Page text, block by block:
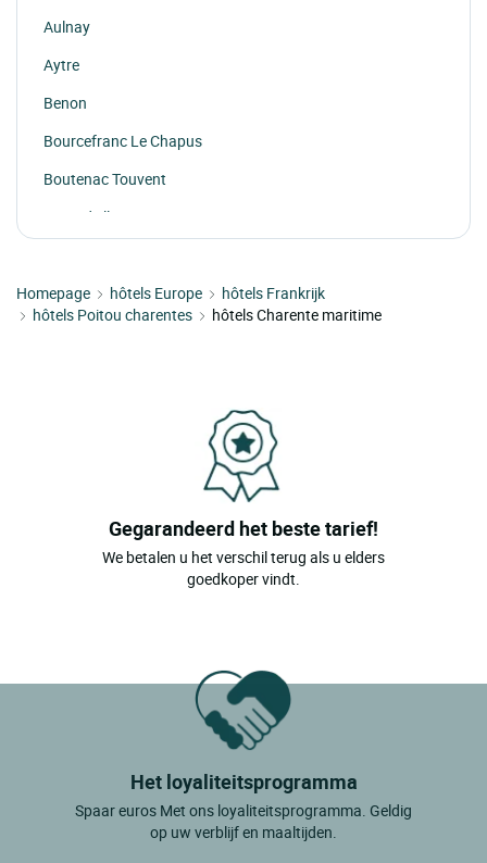
Aulnay
Aytre
Benon
Bourcefranc Le Chapus
Boutenac Touvent
Boyardville
Cabariot
Crazannes
Jarnac Champagne
Homepage hôtels Europe
hôtels Frankrijk
hôtels Poitou charentes
hôtels Charente maritime
Gegarandeerd het beste tarief!
We betalen u het verschil terug als u elders
goedkoper vindt.
Het loyaliteitsprogramma
Spaar euros Met ons loyaliteitsprogramma. Geldig
op uw verblijf en maaltijden.